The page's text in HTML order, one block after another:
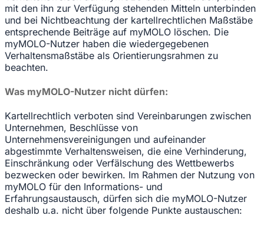
mit den ihn zur Verfügung stehenden Mitteln unterbinden
und bei Nichtbeachtung der kartellrechtlichen Maßstäbe
entsprechende Beiträge auf myMOLO löschen. Die
myMOLO-Nutzer haben die wiedergegebenen
Verhaltensmaßstäbe als Orientierungsrahmen zu
beachten.
Was myMOLO-Nutzer nicht dürfen:
Kartellrechtlich verboten sind Vereinbarungen zwischen
Unternehmen, Beschlüsse von
Unternehmensvereinigungen und aufeinander
abgestimmte Verhaltensweisen, die eine Verhinderung,
Einschränkung oder Verfälschung des Wettbewerbs
bezwecken oder bewirken. Im Rahmen der Nutzung von
myMOLO für den Informations- und
Erfahrungsaustausch, dürfen sich die myMOLO-Nutzer
deshalb u.a. nicht über folgende Punkte austauschen: